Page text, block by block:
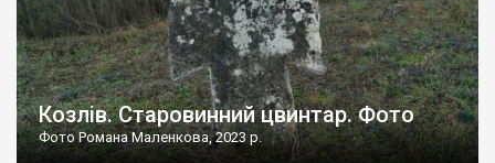
Козлів. Старовинний цвинтар. Фото
Фото Романа Маленкова, 2023 р.